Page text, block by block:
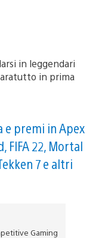
premi in Apex
FIFA 22, Mortal
7 e altri
Gaming